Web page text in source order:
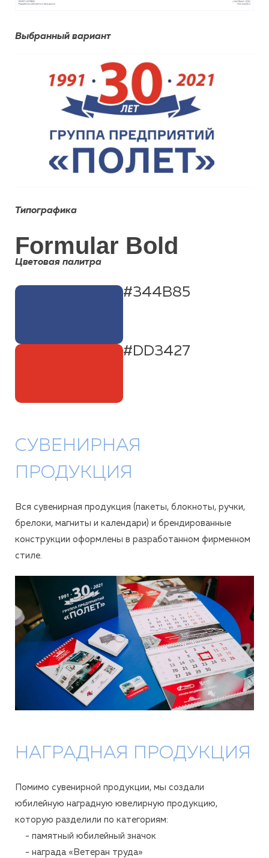
Выбранный вариант
Типографика
Formular Bold
Цветовая палитра
#344B85
#DD3427
СУВЕНИРНАЯ
ПРОДУКЦИЯ
Вся сувенирная продукция (пакеты, блокноты, ручки,
брелоки, магниты и календари) и брендированные
конструкции оформлены в разработанном фирменном
стиле.
НАГРАДНАЯ ПРОДУКЦИЯ
Помимо сувенирной продукции, мы создали
юбилейную наградную ювелирную продукцию,
которую разделили по категориям:
- памятный юбилейный значок
- награда «Ветеран труда»